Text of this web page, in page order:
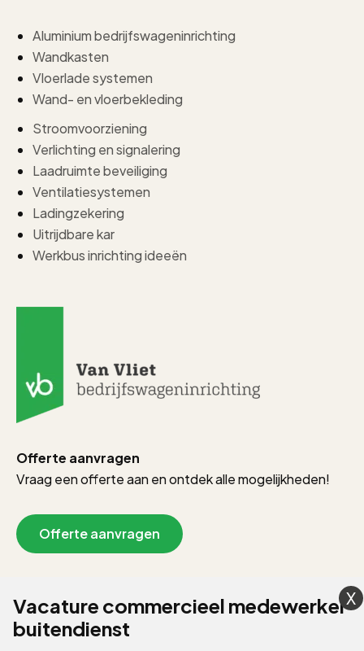
Aluminium bedrijfswageninrichting
Wandkasten
Vloerlade systemen
Wand- en vloerbekleding
Stroomvoorziening
Verlichting en signalering
Laadruimte beveiliging
Ventilatiesystemen
Ladingzekering
Uitrijdbare kar
Werkbus inrichting ideeën
Offerte aanvragen
Vraag een offerte aan en ontdek alle mogelijkheden!
Offerte aanvragen
Vacature commercieel medewerker
buitendienst